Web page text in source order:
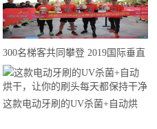
300名梯客共同攀登 2019国际垂直
马拉松超级精英赛顺德海骏达中心
站欢乐开跑
这款电动牙刷的UV杀菌+自动烘